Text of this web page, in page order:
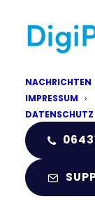
NACHRICHTEN
IMPRESSUM
DATENSCHUTZ